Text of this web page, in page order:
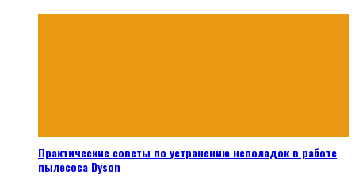
Практические советы по устранению неполадок в работе
пылесоса Dyson